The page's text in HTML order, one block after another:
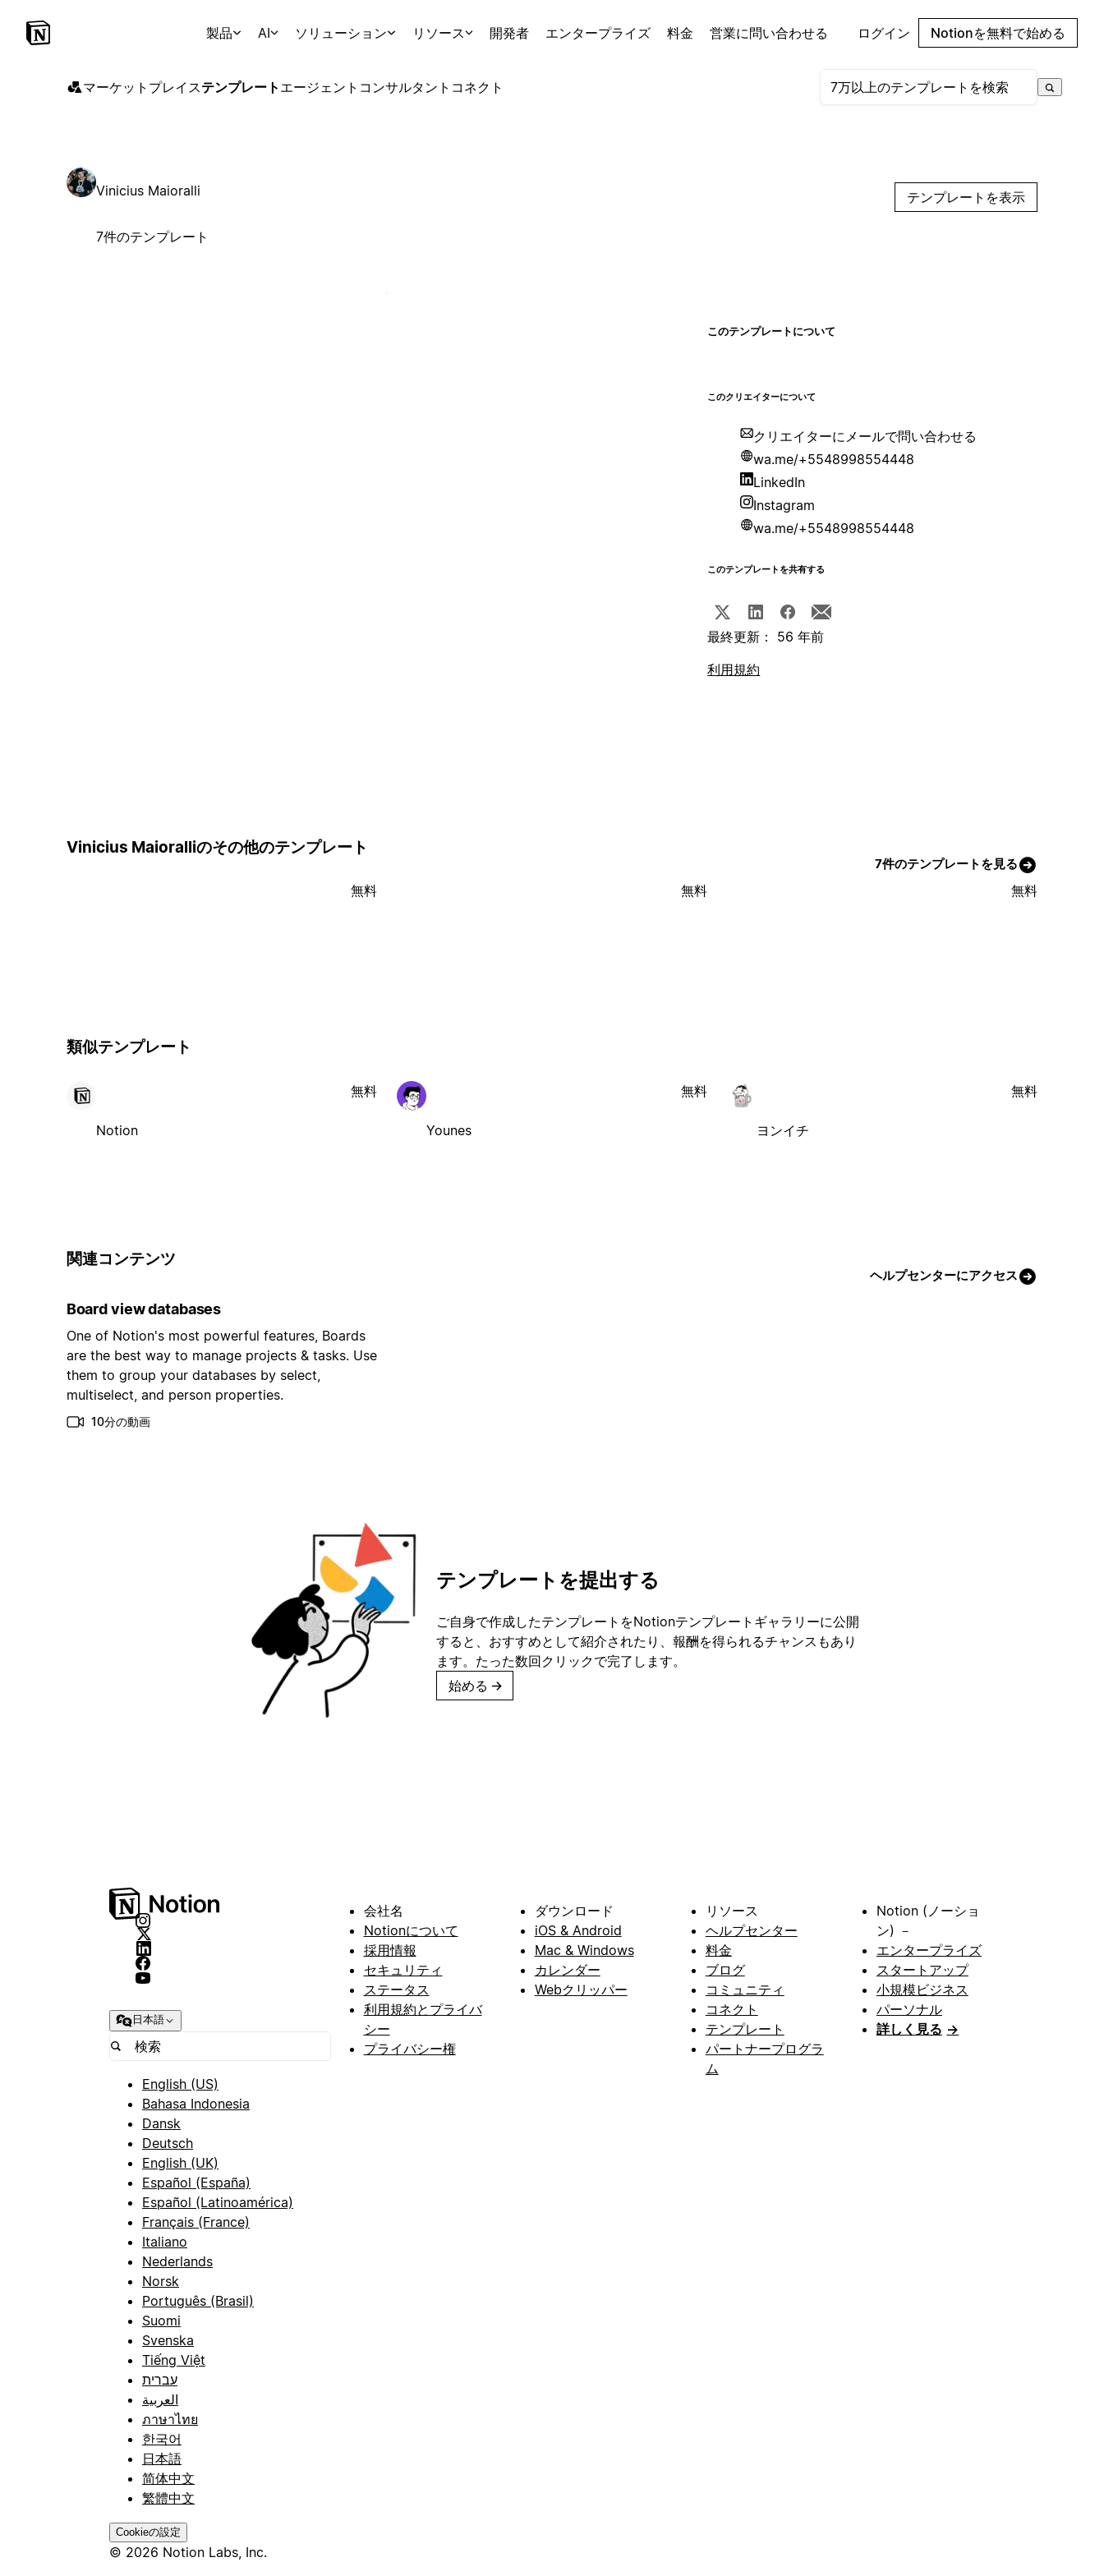
製品 AI ソリューション リソース 開発者 エンタープライズ 料金 営業に問い合わせる ログイン Notionを無料で始める
マーケットプレイステンプレート エージェント コンサルタント コネクト
Vinicius Maioralli
7件のテンプレート
テンプレートを表示
このテンプレートについて
このクリエイターについて
クリエイターにメールで問い合わせる
wa.me/+5548998554448
LinkedIn
Instagram
wa.me/+5548998554448
このテンプレートを共有する
最終更新： 56 年前
利用規約
Vinicius Maioralliのその他のテンプレート
7件のテンプレートを見る
無料 無料 無料
類似テンプレート
Notion
無料
Younes
無料
ヨンイチ
無料
関連コンテンツ
ヘルプセンターにアクセス
Board view databases
One of Notion's most powerful features, Boards
are the best way to manage projects & tasks. Use
them to group your databases by select,
multiselect, and person properties.
10分の動画
テンプレートを提出する
ご自身で作成したテンプレートをNotionテンプレートギャラリーに公開
すると、おすすめとして紹介されたり、報酬を得られるチャンスもあり
ます。たった数回クリックで完了します。
始める →
日本語
English (US)
Bahasa Indonesia
Dansk
Deutsch
English (UK)
Español (España)
Español (Latinoamérica)
Français (France)
Italiano
Nederlands
Norsk
Português (Brasil)
Suomi
Svenska
Tiếng Việt
עברית
العربية
ภาษาไทย
한국어
日本語
简体中文
繁體中文
Cookieの設定
© 2026 Notion Labs, Inc.
会社名
Notionについて
採用情報
セキュリティ
ステータス
利用規約とプライバ
シー
プライバシー権
ダウンロード
iOS & Android
Mac & Windows
カレンダー
Webクリッパー
リソース
ヘルプセンター
料金
ブログ
コミュニティ
コネクト
テンプレート
パートナープログラ
ム
Notion (ノーショ
ン) －
エンタープライズ
スタートアップ
小規模ビジネス
パーソナル
詳しく見る →